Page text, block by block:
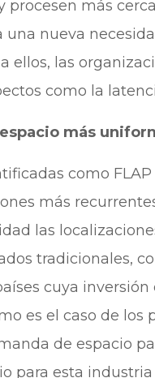
procesen más
nueva
ellos, las
como la
más
como
más
las
tradicionales,
cuya
es el caso de los
de espacio
para esta